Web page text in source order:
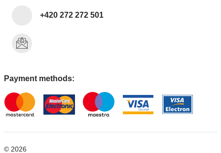
+420 272 272 501
Payment methods:
© 2026